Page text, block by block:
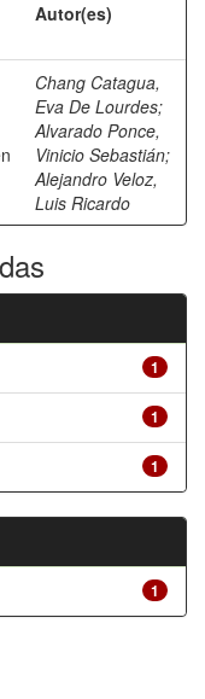
Autor(es)
Chang Catagua,
Eva De Lourdes;
Alvarado Ponce,
Vinicio Sebastián;
Alejandro Veloz,
Luis Ricardo
1
1
1
1